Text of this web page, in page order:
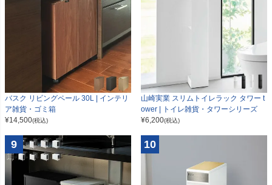
バスク リビングペール 30L | インテリ
ア雑貨・ゴミ箱
¥14,500(税込)
山崎実業 スリムトイレラック タワー t
ower | トイレ雑貨・タワーシリーズ
¥6,200(税込)
9 10